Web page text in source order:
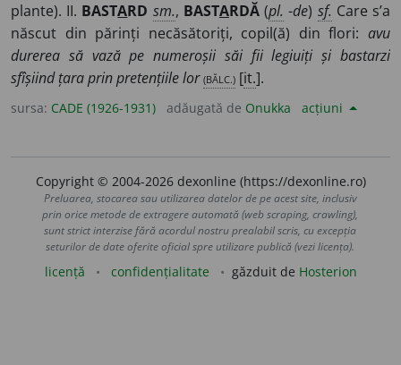
plante). II. BASTARD sm., BASTARDĂ(pl. -de) sf. Care s’a
născut din părinți necăsătoriți, copil(ă) din flori: avu
durerea să vază pe numeroșii săi fii legiuiți și bastarzi
sfîșiind țara prin pretențiile lor(BĂLC.) [it.].
sursa: CADE (1926-1931) adăugată de Onukka acțiuni
Copyright © 2004-2026 dexonline (https://dexonline.ro)
Preluarea, stocarea sau utilizarea datelor de pe acest site, inclusiv
prin orice metode de extragere automată (web scraping, crawling),
sunt strict interzise fără acordul nostru prealabil scris, cu excepția
seturilor de date oferite oficial spre utilizare publică (vezi licența).
licență confidențialitate găzduit de Hosterion